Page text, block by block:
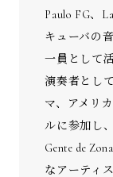
Paulo FG、
キューバの
一員として
演奏者とし
マ、アメリ
ルに参加し、
Gente de
なアーティ